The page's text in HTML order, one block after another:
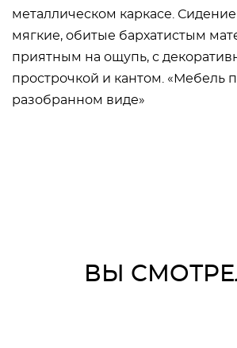
металлическом каркасе.
мягкие, обитые бархатистым
приятным на ощупь, с
прострочкой и кантом. «Мебель
разобранном виде»
ВЫ